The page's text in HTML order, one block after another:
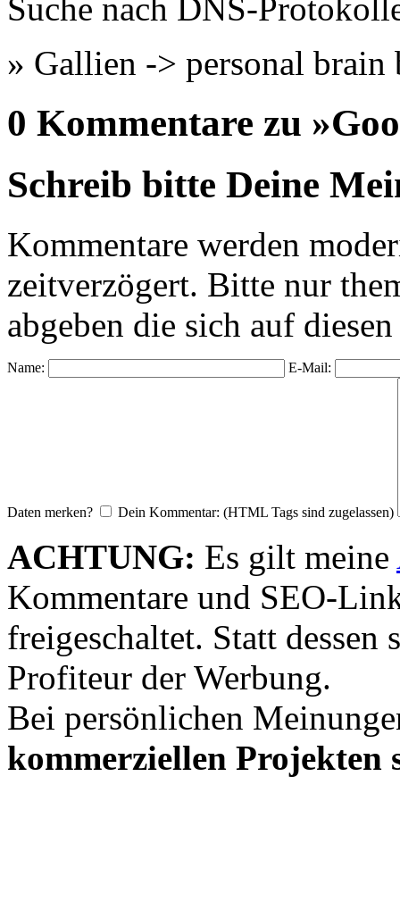
Suche nach DNS-
» Gallien -> personal
0 Kommentare zu
Schreib bitte Deine
Kommentare werden
zeitverzögert. Bitte nur
abgeben die sich auf
Name: E-Mail:
Daten merken? Dein Kommentar: (HTML Tags sind zugelassen)
ACHTUNG: Es gilt meine
Kommentare und SEO-
freigeschaltet. Statt dessen
Profiteur der Werbung.
Bei persönlichen
kommerziellen Projekten